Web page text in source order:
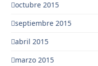
octubre 2015
septiembre 2015
abril 2015
marzo 2015